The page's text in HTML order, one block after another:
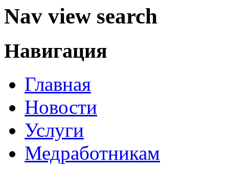
Nav view search
Навигация
Главная
Новости
Услуги
Медработникам